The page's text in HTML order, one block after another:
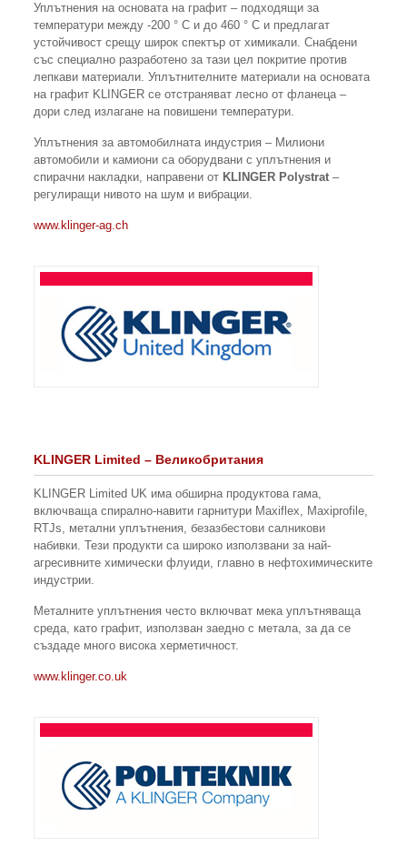
Уплътнения на основата на графит – подходящи за
температури между -200 ° C и до 460 ° C и предлагат
устойчивост срещу широк спектър от химикали. Снабдени
със специално разработено за тази цел покритие против
лепкави материали. Уплътнителните материали на основата
на графит KLINGER се отстраняват лесно от фланеца –
дори след излагане на повишени температури.
Уплътнения за автомобилната индустрия – Милиони
автомобили и камиони са оборудвани с уплътнения и
спирачни накладки, направени от KLINGER Polystrat –
регулиращи нивото на шум и вибрации.
www.klinger-ag.ch
KLINGER Limited – Великобритания
KLINGER Limited UK има обширна продуктова гама,
включваща спирално-навити гарнитури Maxiflex, Maxiprofile,
RTJs, метални уплътнения, безазбестови салникови
набивки. Тези продукти са широко използвани за най-
агресивните химически флуиди, главно в нефтохимическите
индустрии.
Металните уплътнения често включват мека уплътняваща
среда, като графит, използван заедно с метала, за да се
създаде много висока херметичност.
www.klinger.co.uk